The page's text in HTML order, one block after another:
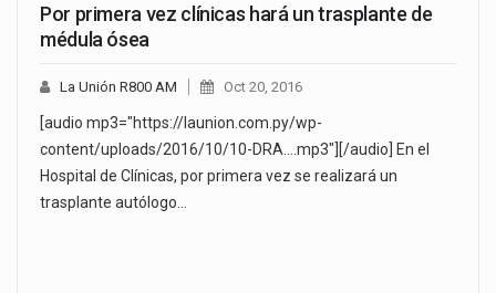
Por primera vez clínicas hará un trasplante de
médula ósea
La Unión R800 AM Oct 20, 2016
[audio mp3="https://launion.com.py/wp-
content/uploads/2016/10/10-DRA....mp3"][/audio] En el
Hospital de Clínicas, por primera vez se realizará un
trasplante autólogo…